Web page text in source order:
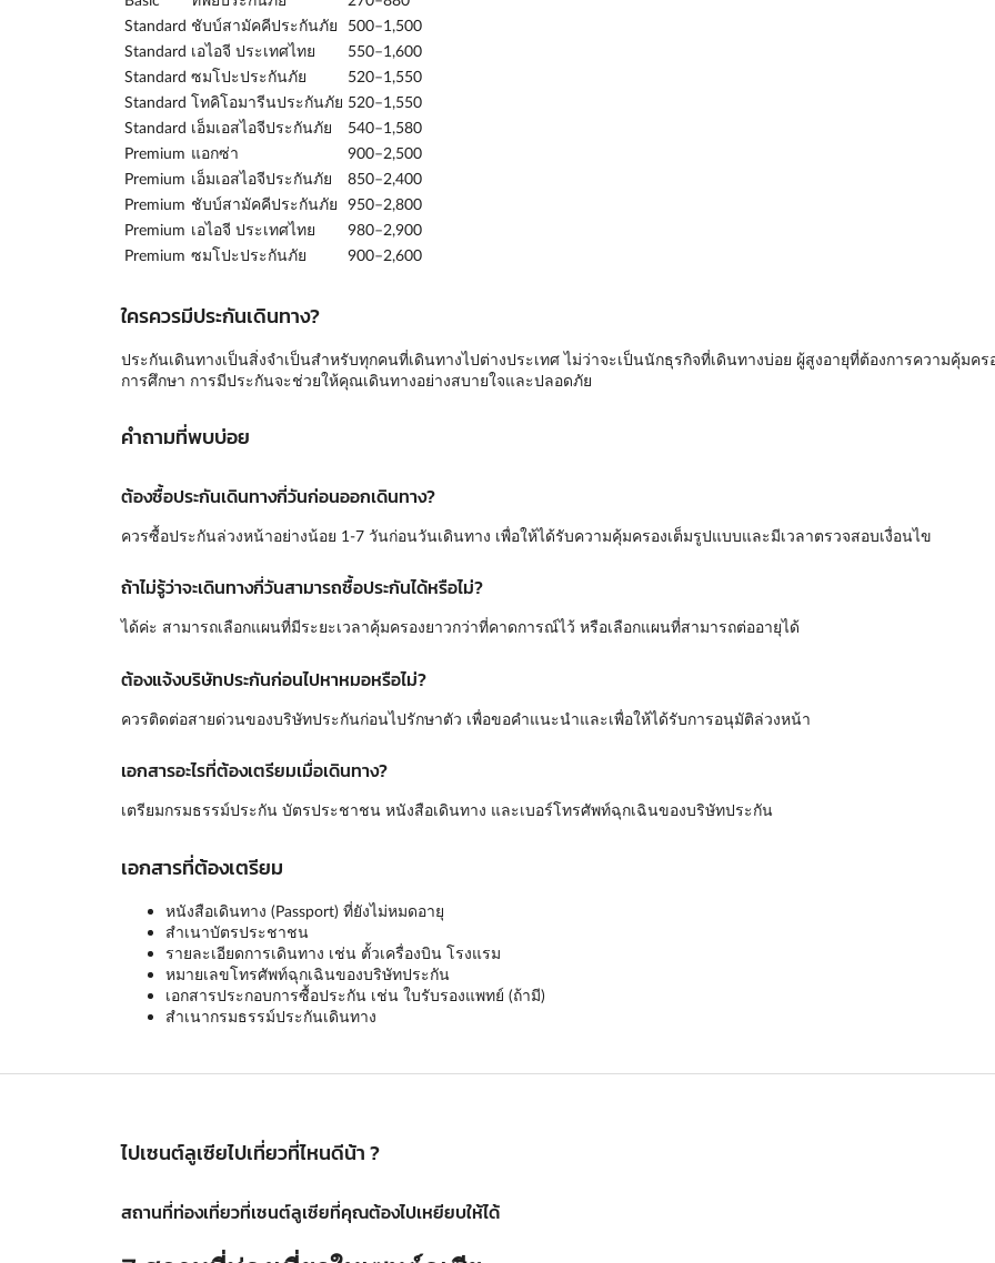
Standard ชับบ์สามัคคีประกันภัย
500–1,500
Standard เอไอจี ประเทศไทย
550–1,600
Standard ซมโปะประกันภัย
520–1,550
Standard โทคิโอมารีนประกันภัย 520–1,550
Standard เอ็มเอสไอจีประกันภัย
540–1,580
Premium แอกซ่า
900–2,500
Premium เอ็มเอสไอจีประกันภัย
850–2,400
Premium ชับบ์สามัคคีประกันภัย 950–2,800
Premium เอไอจี ประเทศไทย
980–2,900
Premium ซมโปะประกันภัย 900–2,600
ใครควรมีประกันเดินทาง?
ประกันเดินทางเป็นสิ่งจำเป็นสำหรับทุกคนที่เดินทางไปต่างประเทศ ไม่ว่าจะเป็นนักธุรกิจที่เดินทางบ่อย ผู้สูงอายุที่ต้องการความคุ้มค
การศึกษา การมีประกันจะช่วยให้คุณเดินทางอย่างสบายใจและปลอดภัย
คำถามที่พบบ่อย
ต้องซื้อประกันเดินทางกี่วันก่อนออกเดินทาง?
ควรซื้อประกันล่วงหน้าอย่างน้อย 1-7 วันก่อนวันเดินทาง เพื่อให้ได้รับความคุ้มครองเต็มรูปแบบและมีเวลาตรวจสอบเงื่อนไข
ถ้าไม่รู้ว่าจะเดินทางกี่วันสามารถซื้อประกันได้หรือไม่?
ได้ค่ะ สามารถเลือกแผนที่มีระยะเวลาคุ้มครองยาวกว่าที่คาดการณ์ไว้ หรือเลือกแผนที่สามารถต่ออายุได้
ต้องแจ้งบริษัทประกันก่อนไปหาหมอหรือไม่?
ควรติดต่อสายด่วนของบริษัทประกันก่อนไปรักษาตัว เพื่อขอคำแนะนำและเพื่อให้ได้รับการอนุมัติล่วงหน้า
เอกสารอะไรที่ต้องเตรียมเมื่อเดินทาง?
เตรียมกรมธรรม์ประกัน บัตรประชาชน หนังสือเดินทาง และเบอร์โทรศัพท์ฉุกเฉินของบริษัทประกัน
เอกสารที่ต้องเตรียม
หนังสือเดินทาง (Passport) ที่ยังไม่หมดอายุ
สำเนาบัตรประชาชน
รายละเอียดการเดินทาง เช่น ตั้วเครื่องบิน โรงแรม
หมายเลขโทรศัพท์ฉุกเฉินของบริษัทประกัน
เอกสารประกอบการซื้อประกัน เช่น ใบรับรองแพทย์ (ถ้ามี)
สำเนากรมธรรม์ประกันเดินทาง
ไปเซนต์ลูเซียไปเที่ยวที่ไหนดีน้า ?
สถานที่ท่องเที่ยวที่เซนต์ลูเซียที่คุณต้องไปเหยียบให้ได้